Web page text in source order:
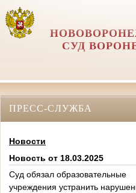
СУД
ПРЕСС-СЛУЖБА
Новости
Новость от 18.03.2025
Суд обязал образовательные
учреждения устранить